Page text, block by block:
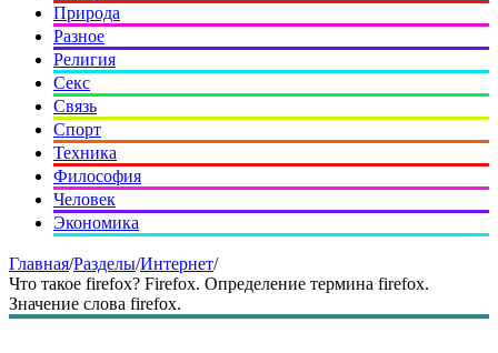
Природа
Разное
Религия
Секс
Связь
Спорт
Техника
Философия
Человек
Экономика
Главная/Разделы/Интернет/
Что такое firefox? Firefox. Определение термина firefox.
Значение слова firefox.